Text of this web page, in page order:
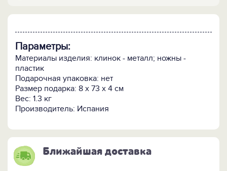
Параметры:
Материалы изделия: клинок - металл; ножны -
пластик
Подарочная упаковка: нет
Размер подарка: 8 х 73 х 4 см
Вес: 1.3 кг
Производитель: Испания
Ближайшая доставка